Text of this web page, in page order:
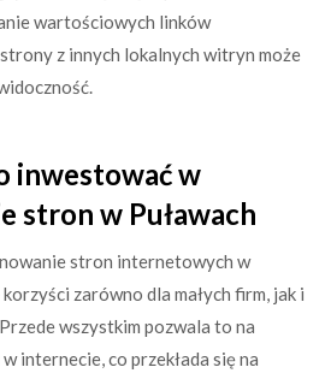
wartościowych linków
z innych lokalnych witryn może
inwestować w
stron w Puławach
stron internetowych w
zarówno dla małych firm, jak i
wszystkim pozwala to na
internecie, co przekłada się na